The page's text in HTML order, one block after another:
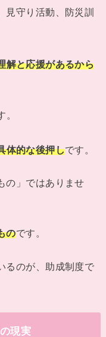
見守り活動、防災訓
解と応援があるから
体的な後押しです。
の」ではありませ
のです。
るのが、助成制度で
現実